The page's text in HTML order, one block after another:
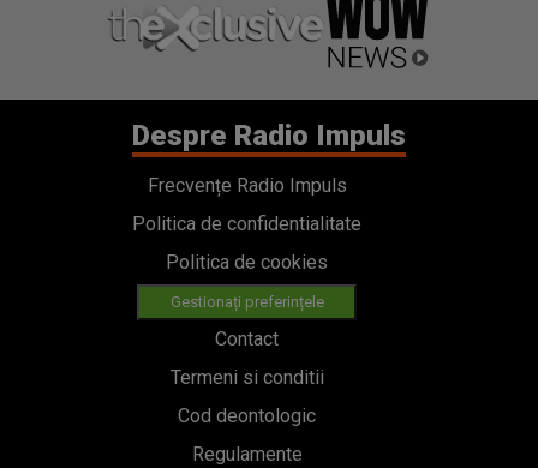
Despre Radio Impuls
Frecvențe Radio Impuls
Politica de confidentialitate
Politica de cookies
Gestionați preferințele
Contact
Termeni si conditii
Cod deontologic
Regulamente